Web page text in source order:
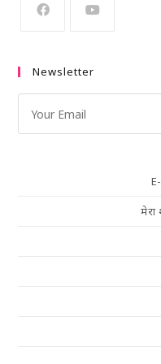
Newsletter
मेरा